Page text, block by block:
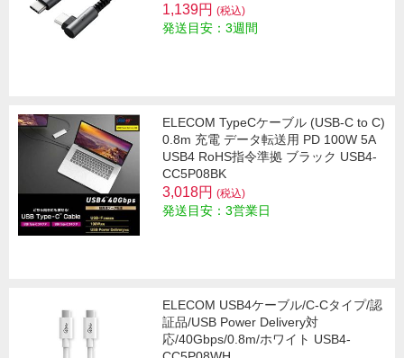
1,139円 (税込)
発送目安：3週間
ELECOM TypeCケーブル (USB-C to C)
0.8m 充電 データ転送用 PD 100W 5A
USB4 RoHS指令準拠 ブラック USB4-
CC5P08BK
3,018円 (税込)
発送目安：3営業日
ELECOM USB4ケーブル/C-Cタイプ/認
証品/USB Power Delivery対
応/40Gbps/0.8m/ホワイト USB4-